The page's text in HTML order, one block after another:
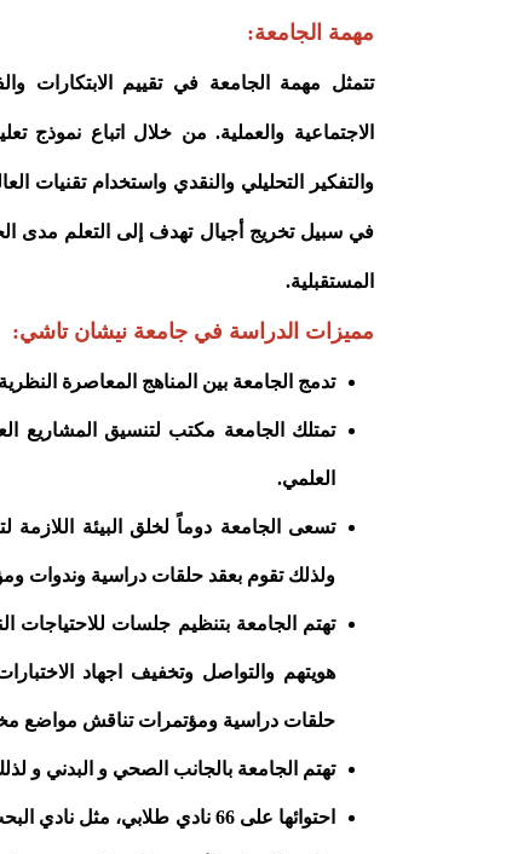
مهمة الجامعة:
تتمثل مهمة الجامعة في تقييم الابتكارات
الاجتماعية والعملية. من خلال اتباع نموذج
والتفكير التحليلي والنقدي واستخدام تقنيات
في سبيل تخريج أجيال تهدف إلى التعلم مدى
المستقبلية.
مميزات الدراسة في جامعة نيشان تاشي:
تدمج الجامعة بين المناهج المعاصرة
تمتلك الجامعة مكتب لتنسيق المشاريع
العلمي.
تسعى الجامعة دوماً لخلق البيئة اللازمة
ولذلك تقوم بعقد حلقات دراسية وندوات
تهتم الجامعة بتنظيم جلسات
هويتهم والتواصل وتخفيف اجهاد
حلقات دراسية ومؤتمرات تناقش مواضع
تهتم الجامعة بالجانب الصحي و البدني و
احتوائها على 66 نادي طلابي،